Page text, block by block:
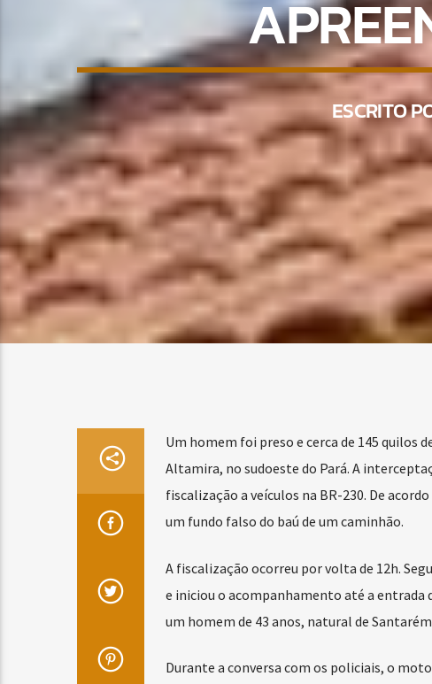
ESCRITO
Um homem foi preso e cerca de 145 quilos
Altamira, no sudoeste do Pará. A
fiscalização a veículos na BR-230. De
um fundo falso do baú de um caminhão.
A fiscalização ocorreu por volta de 12h.
e iniciou o acompanhamento até a entrada
um homem de 43 anos, natural de
Durante a conversa com os policiais, o